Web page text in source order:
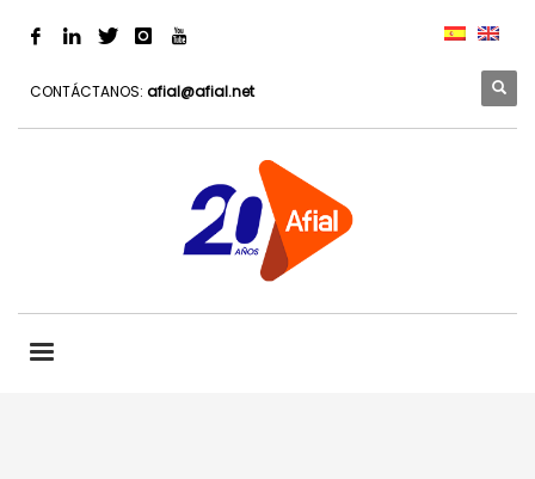
CONTÁCTANOS: afial@afial.net